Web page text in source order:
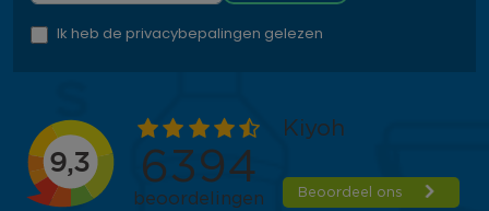
Ik heb de privacybepalingen gelezen